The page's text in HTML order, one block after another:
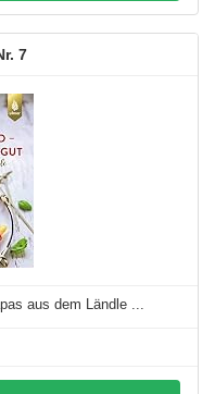
7
aus dem Ländle ...